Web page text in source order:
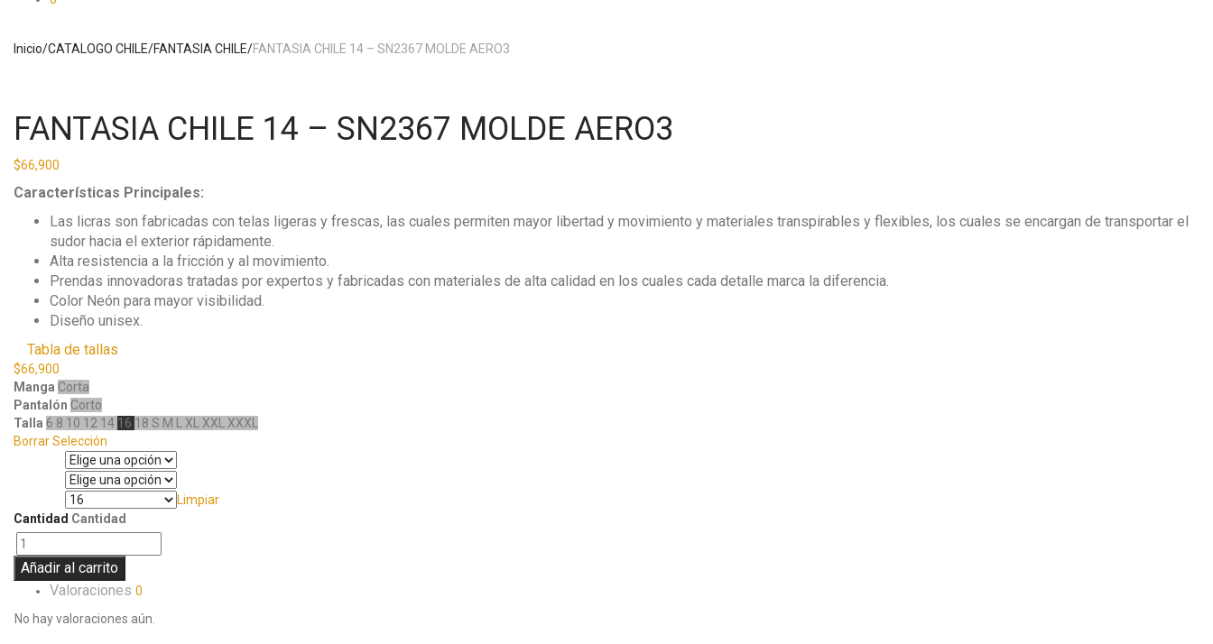
Inicio/CATALOGO CHILE/FANTASIA CHILE/FANTASIA CHILE 14 – SN2367 MOLDE AERO3
FANTASIA CHILE 14 – SN2367 MOLDE AERO3
$66,900
Características Principales:
Las licras son fabricadas con telas ligeras y frescas, las cuales permiten mayor libertad y movimiento y materiales transpirables y flexibles, los cuales se encargan de transportar el
sudor hacia el exterior rápidamente.
Alta resistencia a la fricción y al movimiento.
Prendas innovadoras tratadas por expertos y fabricadas con materiales de alta calidad en los cuales cada detalle marca la diferencia.
Color Neón para mayor visibilidad.
Diseño unisex.
Tabla de tallas
$66,900
Manga Corta
Pantalón Corto
Talla 6 8 10 12 14 16 18 S M L XL XXL XXXL
Borrar Selección
Limpiar
Cantidad Cantidad
Añadir al carrito
Valoraciones 0
No hay valoraciones aún.